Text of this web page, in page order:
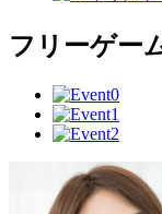
フリーゲー